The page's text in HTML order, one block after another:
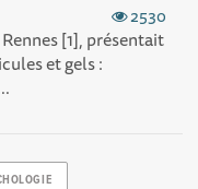
2530
[1], présentait
et gels :